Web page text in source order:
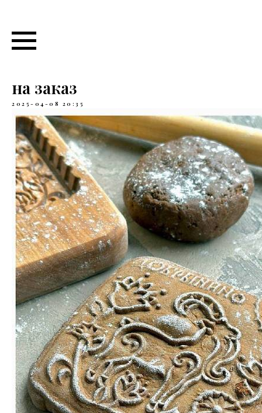
Сказ о пряниках по вашей
на заказ
2025-04-08 20:35